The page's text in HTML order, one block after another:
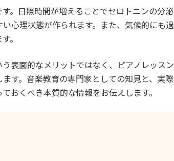
。日照時間が増えることでセロトニンの分泌
心理状態が作られます。また、気候的にも過
。
表面的なメリットではなく、ピアノレッスン
す。音楽教育の専門家としての知見と、実際
おくべき本質的な情報をお伝えします。